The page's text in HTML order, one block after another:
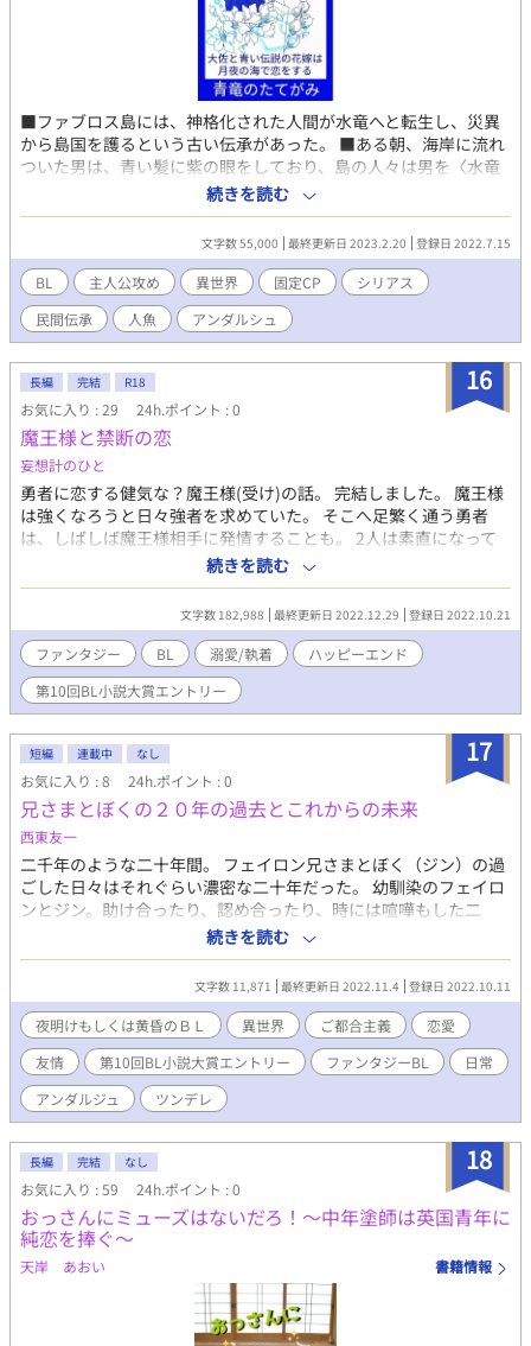
■ファブロス島には、神格化された人間が水竜へと転生し、災異
から島国を護るという古い伝承があった。 ■ある朝、海岸に流れ
ついた男は、青い髪に紫の眼をしており、島の人々は男を〈水竜
の化身〉と信じこみ、手厚く介抱するが……？ ■主人公の正体
は、ガレオス帝国海軍の大佐ですが、しばらく記憶喪失となって
います。 島国編→転生編→帝国編の３部作。転生編は受け身視点
です。予告なく性描写あり。 ※ R-15に改稿した同タイトルを［ノ
ベルアップ＋］へ公開中です（使用ペンネームは地底乃人Ｍとな
ります）。 ★第10回BL小説大賞エントリー作品★最終結果2397
作品中／986位★誠にありがとうございました★ ※ なかなか更新
できず申しわけありません。
続きを読む
文字数 55,000 最終更新日 2023.2.20 登録日 2022.7.15
BL 主人公攻め 異世界 固定CP
シリアス
民間伝承
人魚 アンダルシュ
16
長編 完結 R18
お気に入り : 29 24h.ポイント : 0
魔王様と禁断の恋
妄想計のひと
勇者に恋する健気な？魔王様(受け)の話。 完結しました。 魔王様
は強くなろうと日々強者を求めていた。 そこへ足繁く通う勇者
は、しばしば魔王様相手に発情することも。 2人は素直になって
関係を進めることが出来るのか？ ハッピーエンドですが、途中暗
いと思う部分があるかと思います。 ※R18指定の部分は、苦手な
方は飛ばしていただいても大丈夫です。ストーリーに関する重要
な事は書いていません。妄想したいだけ。
続きを読む
文字数 182,988 最終更新日 2022.12.29 登録日 2022.10.21
ファンタジー BL 溺愛/執着
ハッピーエンド
第10回BL小説大賞エントリー
17
短編 連載中 なし
お気に入り : 8 24h.ポイント : 0
兄さまとぼくの２０年の過去とこれからの未来
西東友一
二千年のような二十年間。 フェイロン兄さまとぼく（ジン）の過
ごした日々はそれぐらい濃密な二十年だった。 幼馴染のフェイロ
ンとジン。助け合ったり、認め合ったり、時には喧嘩もした二
人。 友情なのか、敵意なのか、それとも恋心なのか。 二人のほろ
苦い恋のお話。 ◇◇ プロットはそれなりに最後まで考えてありま
す。 ハッピーエンドか失恋エンドかエタエンドか、その他かは感
想読んで変わるかもですけど、一応決めてあります。 応援よろし
くお願いします。
続きを読む
文字数 11,871 最終更新日 2022.11.4 登録日 2022.10.11
夜明けもしくは黄昏のＢＬ 異世界 ご都合主義
恋愛
友情
第10回BL小説大賞エントリー ファンタジーBL
日常
アンダルジュ
ツンデレ
18
長編 完結 なし
お気に入り : 59 24h.ポイント : 0
おっさんにミューズはないだろ！～中年塗師は英国青年に
純恋を捧ぐ～
天岸 あおい 書籍情報